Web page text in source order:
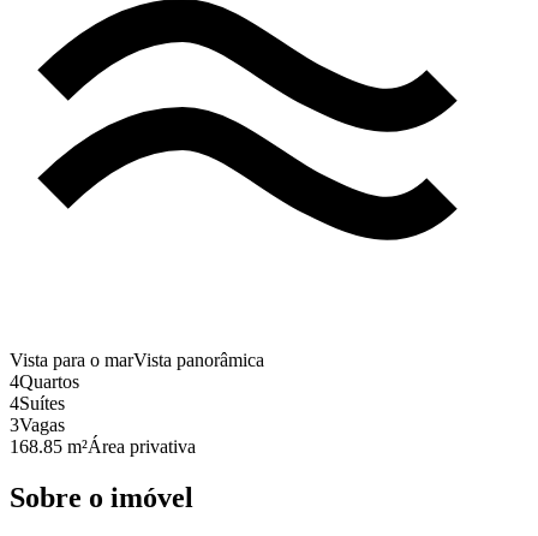
Vista para o marVista panorâmica
4Quartos
4Suítes
3Vagas
168.85 m²Área privativa
Sobre o imóvel